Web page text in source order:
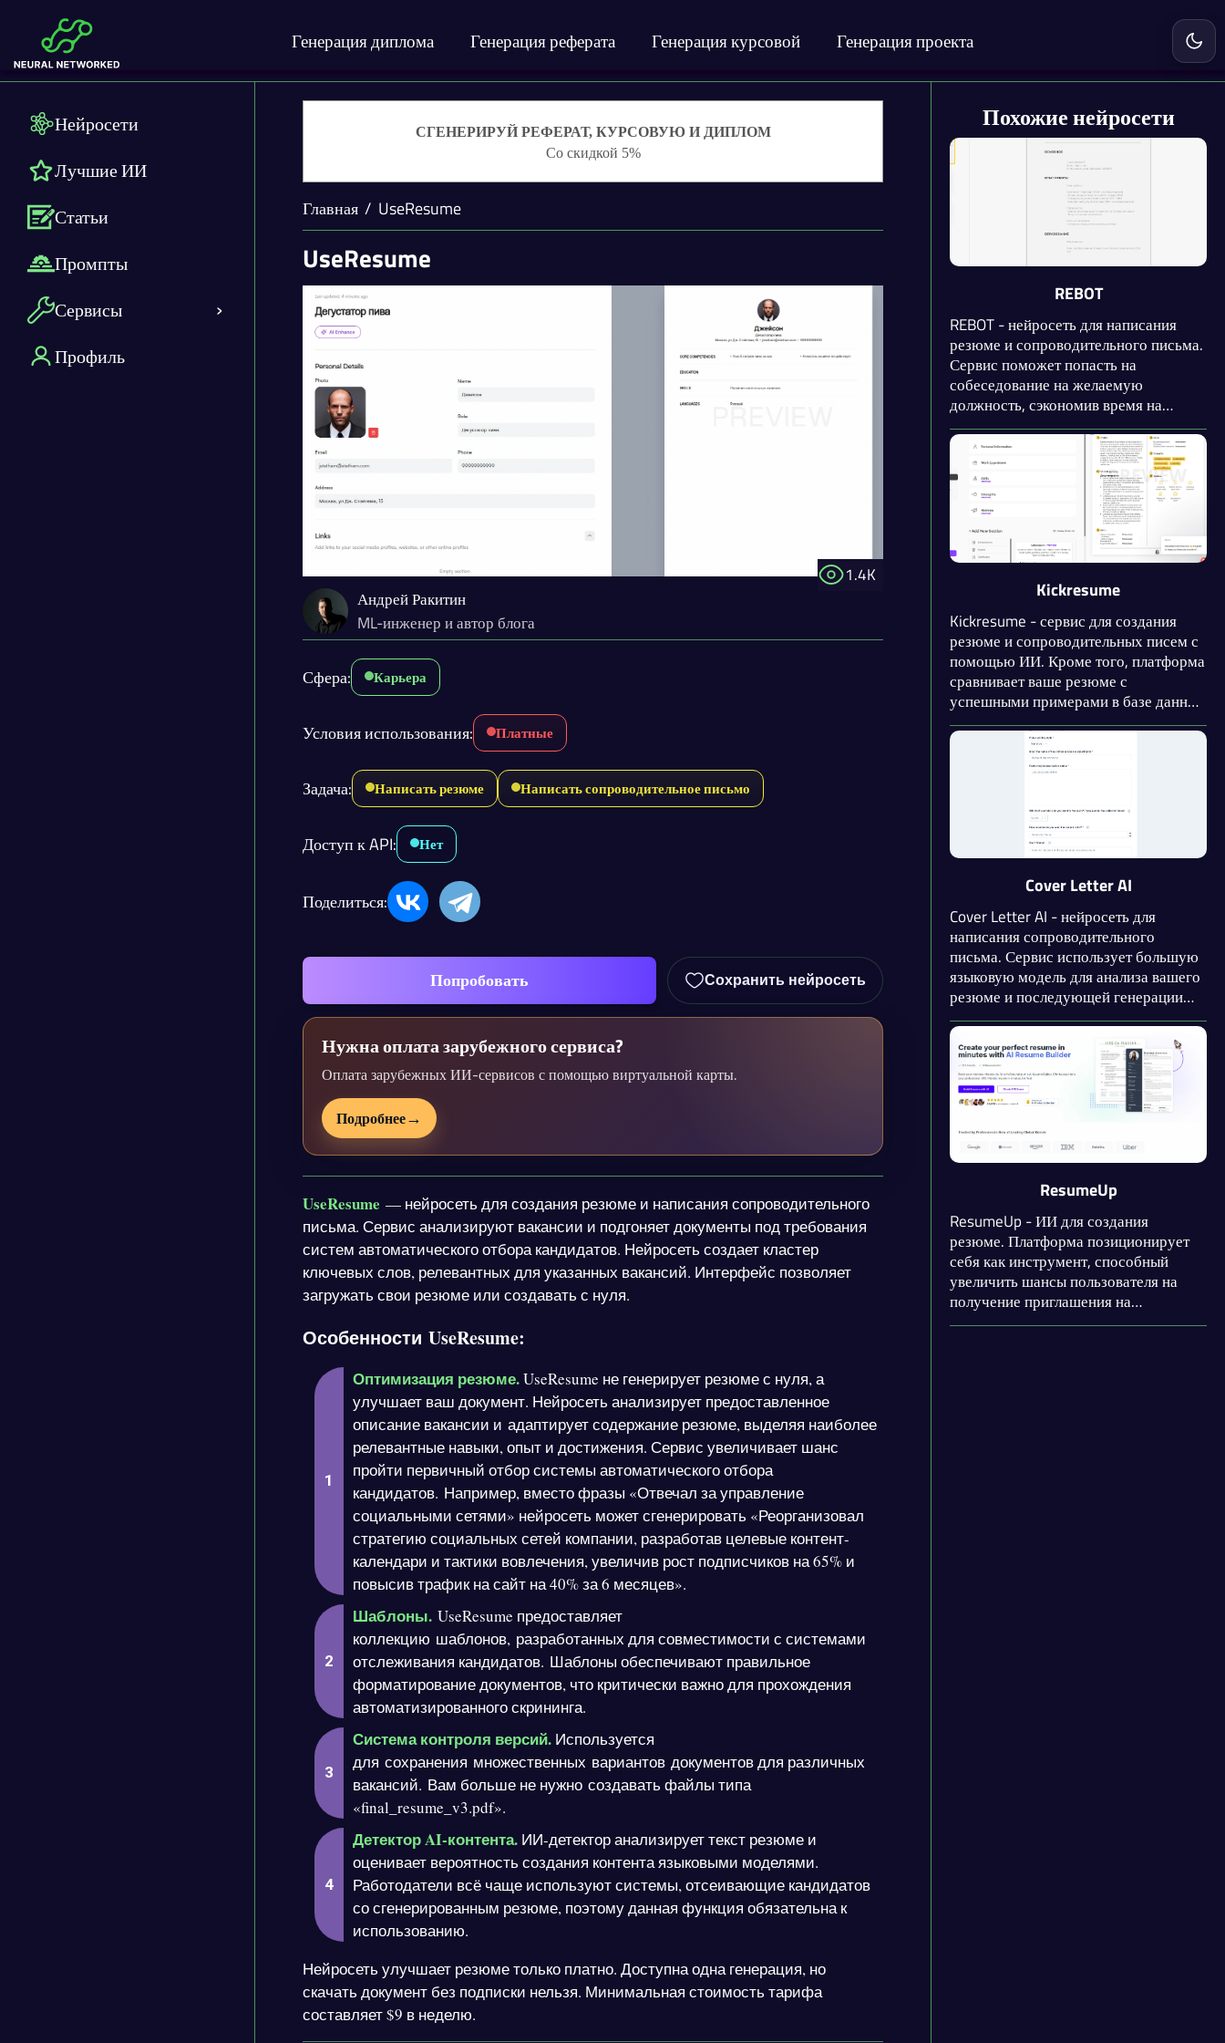
Генерация диплома Генерация реферата Генерация курсовой Генерация проекта
Нейросети
Лучшие ИИ
Статьи
Промпты
Сервисы
Профиль
СГЕНЕРИРУЙ РЕФЕРАТ, КУРСОВУЮ И ДИПЛОМ
Со скидкой 5%
Главная UseResume
UseResume
1.4K
Андрей Ракитин
ML-инженер и автор блога
Сфера: Карьера
Условия использования: Платные
Задача: Написать резюме Написать сопроводительное письмо
Доступ к API: Нет
Поделиться:
Попробовать Сохранить нейросеть
Нужна оплата зарубежного сервиса?
Оплата зарубежных ИИ-сервисов с помощью виртуальной карты.
Подробнее→
UseResume — нейросеть для создания резюме и написания сопроводительного
письма. Сервис анализируют вакансии и подгоняет документы под требования
систем автоматического отбора кандидатов. Нейросеть создает кластер
ключевых слов, релевантных для указанных вакансий. Интерфейс позволяет
загружать свои резюме или создавать с нуля.
Особенности UseResume:
Оптимизация резюме.UseResume не генерирует резюме с нуля, а
улучшает ваш документ. Нейросеть анализирует предоставленное
описание вакансии и адаптирует содержание резюме, выделяя наиболее
релевантные навыки, опыт и достижения. Сервис увеличивает шанс
пройти первичный отбор системы автоматического отбора
кандидатов. Например, вместо фразы «Отвечал за управление
социальными сетями» нейросеть может сгенерировать «Реорганизовал
стратегию социальных сетей компании, разработав целевые контент-
календари и тактики вовлечения, увеличив рост подписчиков на 65% и
повысив трафик на сайт на 40% за 6 месяцев».
Шаблоны.UseResume предоставляет
коллекцию шаблонов, разработанных для совместимости с системами
отслеживания кандидатов. Шаблоны обеспечивают правильное
форматирование документов, что критически важно для прохождения
автоматизированного скрининга.
Система контроля версий.Используется
для сохранения множественных вариантов документов для различных
вакансий. Вам больше не нужно создавать файлы типа
«final_resume_v3.pdf».
Детектор AI-контента.ИИ-детектор анализирует текст резюме и
оценивает вероятность создания контента языковыми моделями.
Работодатели всё чаще используют системы, отсеивающие кандидатов
со сгенерированным резюме, поэтому данная функция обязательна к
использованию.
Нейросеть улучшает резюме только платно. Доступна одна генерация, но
скачать документ без подписки нельзя. Минимальная стоимость тарифа
составляет $9 в неделю.
Похожие нейросети
REBOT
REBOT - нейросеть для написания
резюме и сопроводительного письма.
Сервис поможет попасть на
собеседование на желаемую
должность, сэкономив время на
составление резюме. Кроме того,
нейросеть проведёт HR-оценку,
назовёт плюсы, минусы и даст
рекомендации, на какие вакансии
обратить внимание в первую очередь.
Kickresume
Kickresume - сервис для создания
резюме и сопроводительных писем с
помощью ИИ. Кроме того, платформа
сравнивает ваше резюме с
успешными примерами в базе данных
и предоставляет рекомендации по
улучшению. Доступна возможность
превратить резюме в веб-сайт,
который впечатлит рекрутера.
Cover Letter AI
Cover Letter AI - нейросеть для
написания сопроводительного
письма. Сервис использует большую
языковую модель для анализа вашего
резюме и последующей генерации
резюме. Нейросеть обработает
резюме даже в PDF-формате,
автоматически извлекая текст для
дальнейшей обработки. Заполните
небольшую анкету и получите
результат через несколько секунд.
ResumeUp
ResumeUp - ИИ для создания
резюме. Платформа позиционирует
себя как инструмент, способный
увеличить шансы пользователя на
получение приглашения на
собеседование в три раза. Сервис